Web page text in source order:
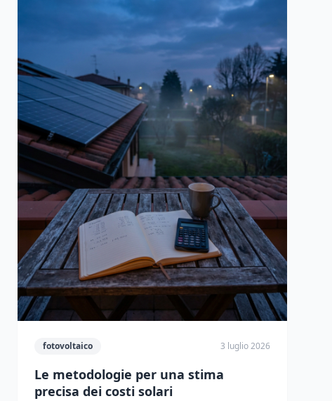
fotovoltaico 3 luglio 2026
Le metodologie per una stima
precisa dei costi solari